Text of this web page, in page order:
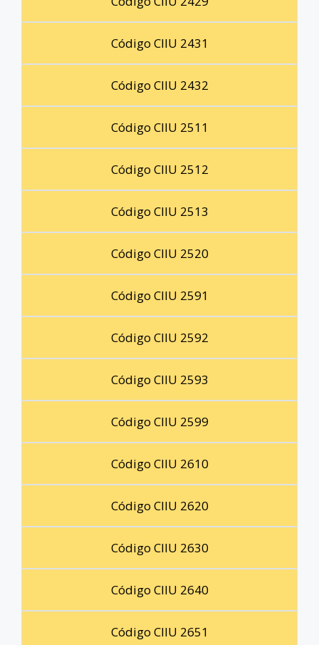
Código CIIU 2431
Código CIIU 2432
Código CIIU 2511
Código CIIU 2512
Código CIIU 2513
Código CIIU 2520
Código CIIU 2591
Código CIIU 2592
Código CIIU 2593
Código CIIU 2599
Código CIIU 2610
Código CIIU 2620
Código CIIU 2630
Código CIIU 2640
Código CIIU 2651